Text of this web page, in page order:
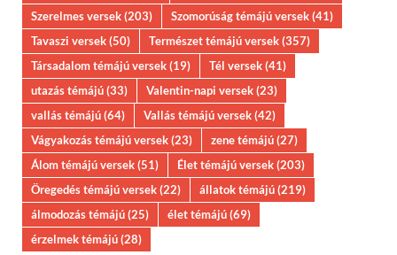
Szerelmes versek(203) Szomorúság témájú versek(41)
Tavaszi versek(50) Természet témájú versek(357)
Társadalom témájú versek(19) Tél versek(41)
utazás témájú(33) Valentin-napi versek(23)
vallás témájú(64) Vallás témájú versek(42)
Vágyakozás témájú versek(23) zene témájú(27)
Álom témájú versek(51) Élet témájú versek(203)
Öregedés témájú versek(22) állatok témájú(219)
álmodozás témájú(25) élet témájú(69)
érzelmek témájú(28)